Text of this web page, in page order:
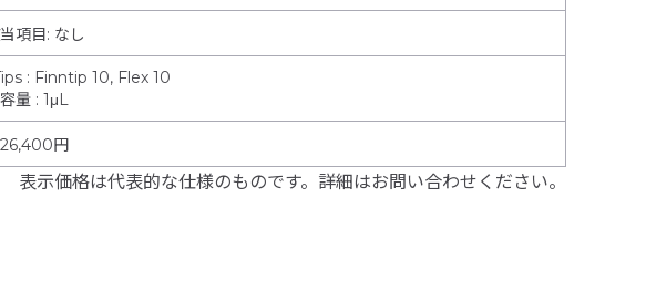
項目: なし
: Finntip 10, Flex 10
容量 : 1μL
26,400円
表示価格は代表的な仕様のものです。詳細はお問い合わせください。